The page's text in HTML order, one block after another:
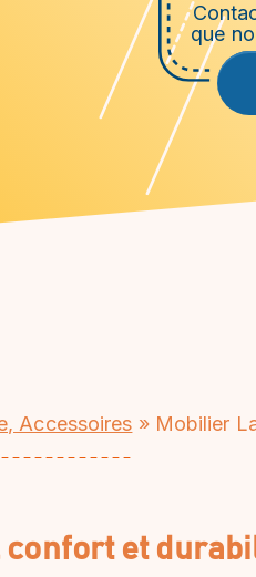
que
Accessoires » Mobilier
confort et